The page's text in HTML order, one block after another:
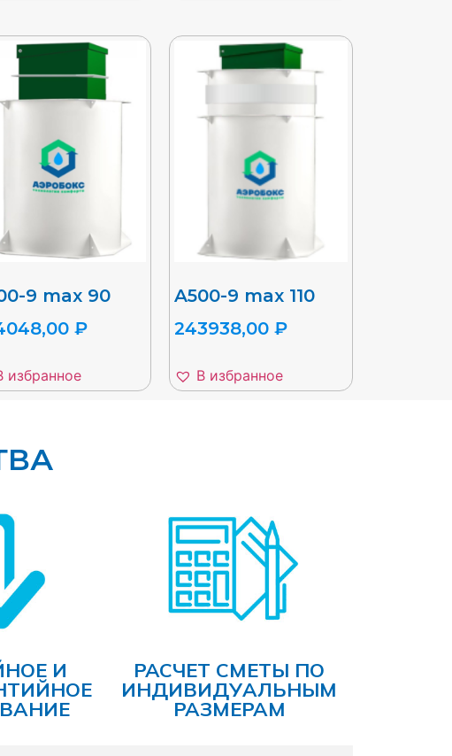
9 max 90
₽
избранное
A500-9 max 110
243938,00 ₽
В избранное
И РАСЧЕТ СМЕТЫ ПО
ИНДИВИДУАЛЬНЫМ
РАЗМЕРАМ